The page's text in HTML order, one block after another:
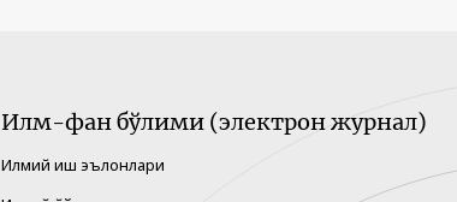
Илм-фан бўлими (электрон журнал)
Илмий иш эълонлари